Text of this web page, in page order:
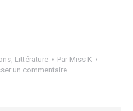
, Littérature Par Miss K
un commentaire